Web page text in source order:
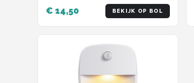
€ 14,50 BEKIJK OP BOL